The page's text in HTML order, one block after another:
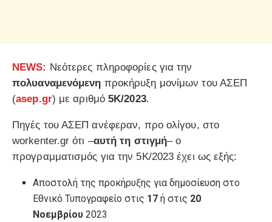
NEWS: Νεότερες πληροφορίες για την
πολυαναμενόμενη προκήρυξη μονίμων του ΑΣΕΠ
(asep.gr) με αριθμό5Κ/2023.
Πηγές του ΑΣΕΠ ανέφεραν, προ ολίγου, στο
workenter.gr ότι –αυτή τη στιγμή– ο
προγραμματισμός για την 5Κ/2023 έχει ως εξής:
Αποστολή της προκήρυξης για δημοσίευση στο
Εθνικό Τυπογραφείο στις 17 ή στις 20
Νοεμβρίου 2023